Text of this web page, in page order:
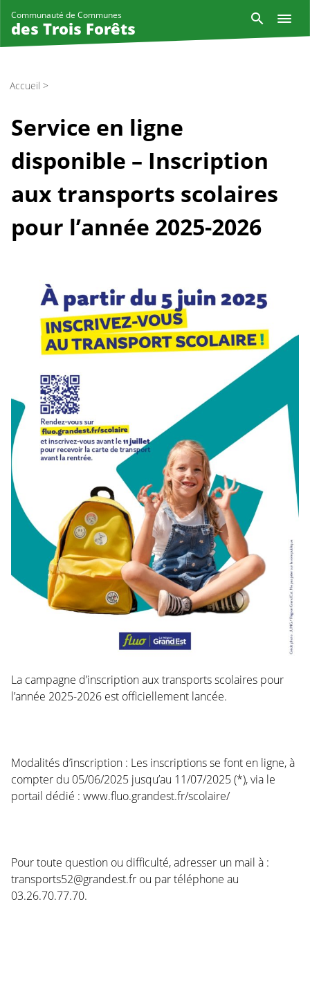
Communauté de Communes
des Trois Forêts
Accueil >
Service en ligne
disponible – Inscription
aux transports scolaires
pour l’année 2025-2026
La campagne d’inscription aux transports scolaires pour
l’année 2025-2026 est officiellement lancée.
Modalités d’inscription : Les inscriptions se font en ligne, à
compter du 05/06/2025 jusqu’au 11/07/2025 (*), via le
portail dédié : www.fluo.grandest.fr/scolaire/
Pour toute question ou difficulté, adresser un mail à :
transports52@grandest.fr ou par téléphone au
03.26.70.77.70.